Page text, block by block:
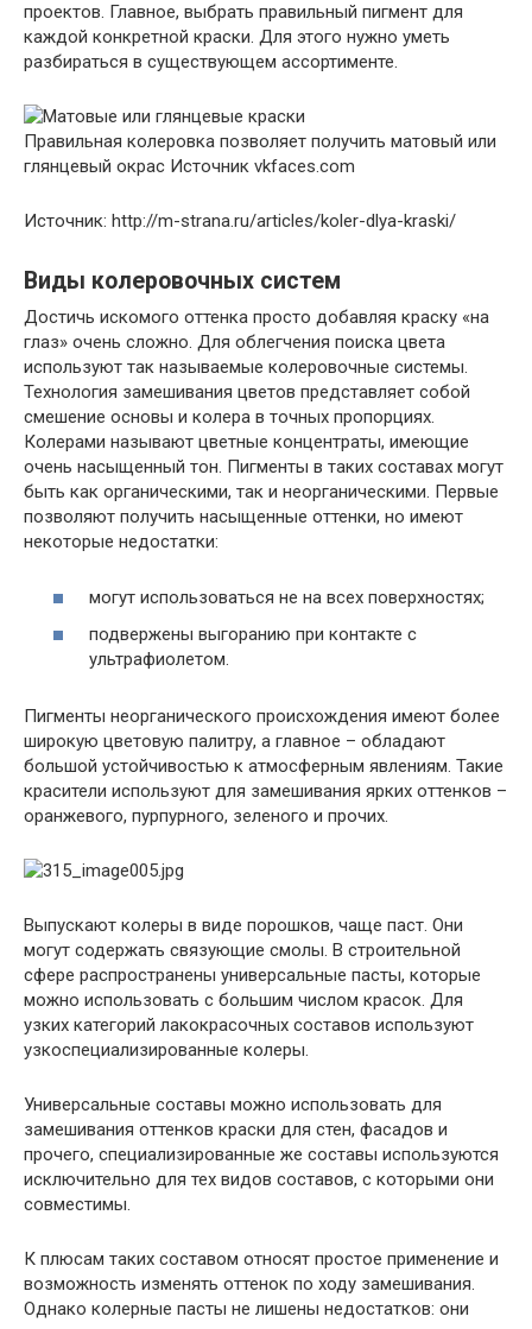
проектов. Главное, выбрать правильный пигмент для
каждой конкретной краски. Для этого нужно уметь
разбираться в существующем ассортименте.
Правильная колеровка позволяет получить матовый или
глянцевый окрас Источник vkfaces.com
Источник: http://m-strana.ru/articles/koler-dlya-kraski/
Виды колеровочных систем
Достичь искомого оттенка просто добавляя краску «на
глаз» очень сложно. Для облегчения поиска цвета
используют так называемые колеровочные системы.
Технология замешивания цветов представляет собой
смешение основы и колера в точных пропорциях.
Колерами называют цветные концентраты, имеющие
очень насыщенный тон. Пигменты в таких составах могут
быть как органическими, так и неорганическими. Первые
позволяют получить насыщенные оттенки, но имеют
некоторые недостатки:
могут использоваться не на всех поверхностях;
подвержены выгоранию при контакте с
ультрафиолетом.
Пигменты неорганического происхождения имеют более
широкую цветовую палитру, а главное – обладают
большой устойчивостью к атмосферным явлениям. Такие
красители используют для замешивания ярких оттенков –
оранжевого, пурпурного, зеленого и прочих.
Выпускают колеры в виде порошков, чаще паст. Они
могут содержать связующие смолы. В строительной
сфере распространены универсальные пасты, которые
можно использовать с большим числом красок. Для
узких категорий лакокрасочных составов используют
узкоспециализированные колеры.
Универсальные составы можно использовать для
замешивания оттенков краски для стен, фасадов и
прочего, специализированные же составы используются
исключительно для тех видов составов, с которыми они
совместимы.
К плюсам таких составом относят простое применение и
возможность изменять оттенок по ходу замешивания.
Однако колерные пасты не лишены недостатков: они